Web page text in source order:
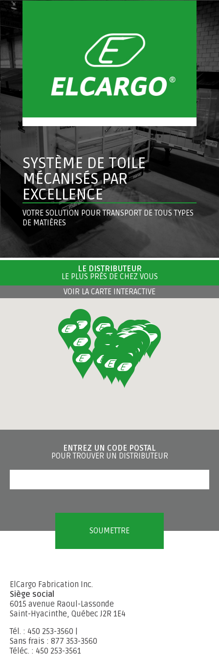
SYSTÈME DE TOILE
MÉCANISÉS PAR
EXCELLENCE
VOTRE SOLUTION POUR TRANSPORT DE TOUS TYPES
DE MATIÈRES
LE DISTRIBUTEUR
LE PLUS PRÈS DE CHEZ VOUS
VOIR LA CARTE INTERACTIVE
ENTREZ UN CODE POSTAL
POUR TROUVER UN DISTRIBUTEUR
ElCargo Fabrication Inc.
Siège social
6015 avenue Raoul-Lassonde
Saint-Hyacinthe, Québec J2R 1E4
Tél. : 450 253-3560 |
Sans frais : 877 353-3560
Téléc. : 450 253-3561